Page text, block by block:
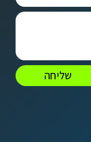
שליחה